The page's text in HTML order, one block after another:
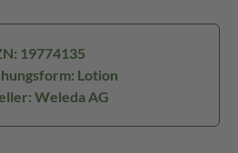
19774135
Lotion
Weleda AG